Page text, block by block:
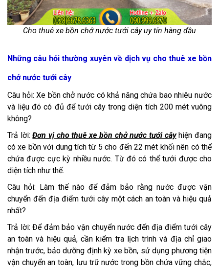
Cho thuê xe bồn chở nước tưới cây uy tín hàng đầu
Những câu hỏi thường xuyên về dịch vụ cho thuê xe bồn
chở nước tưới cây
Câu hỏi: Xe bồn chở nước có khả năng chứa bao nhiêu nước
và liệu đó có đủ để tưới cây trong diện tích 200 mét vuông
không?
Trả lời:Đơn vị cho thuê xe bồn chở nước tưới câyhiện đang
có xe bồn với dung tích từ 5 cho đến 22 mét khối nên có thể
chứa được cực kỳ nhiều nước. Từ đó có thể tưới được cho
diện tích như thế.
Câu hỏi: Làm thế nào để đảm bảo rằng nước được vận
chuyển đến địa điểm tưới cây một cách an toàn và hiệu quả
nhất?
Trả lời: Để đảm bảo vận chuyển nước đến địa điểm tưới cây
an toàn và hiệu quả, cần kiểm tra lịch trình và địa chỉ giao
nhận trước, bảo dưỡng định kỳ xe bồn, sử dụng phương tiện
vận chuyển an toàn, lưu trữ nước trong bồn chứa vững chắc,